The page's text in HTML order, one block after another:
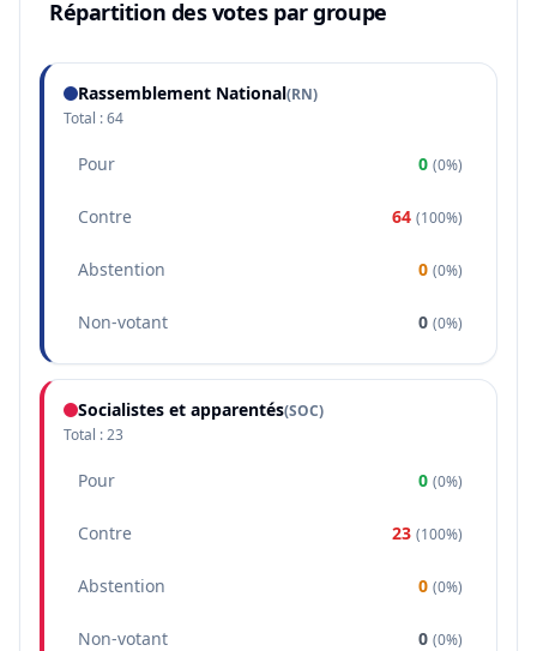
Répartition des votes par groupe
Rassemblement National(RN)
Total :64
Pour 0 (0%)
Contre 64 (100%)
Abstention 0 (0%)
Non-votant 0 (0%)
Socialistes et apparentés(SOC)
Total :23
Pour 0 (0%)
Contre 23 (100%)
Abstention 0 (0%)
Non-votant 0 (0%)